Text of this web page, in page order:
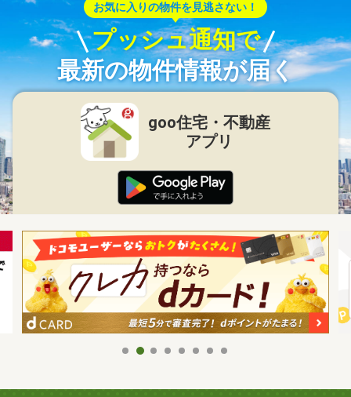
お気に入りの物件を見逃さない！
プッシュ通知で
最新の物件情報が届く
goo住宅・不動産
アプリ